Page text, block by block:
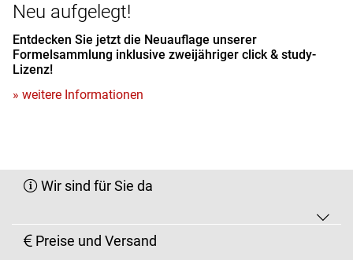
Neu aufgelegt!
Entdecken Sie jetzt die Neuauflage unserer
Formelsammlung inklusive zweijähriger click & study-
Lizenz!
» weitere Informationen
Wir sind für Sie da
Preise und Versand